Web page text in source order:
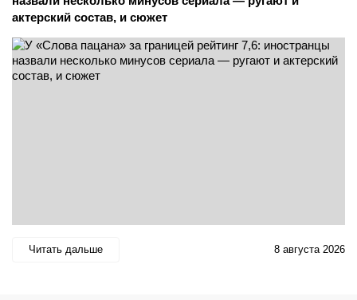
актерский состав, и сюжет
Читать дальше 8 августа 2026